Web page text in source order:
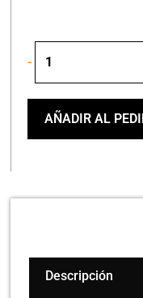
-
Mvi/A-
Ltg
Lighting
Cable
AÑADIR AL
Descripción